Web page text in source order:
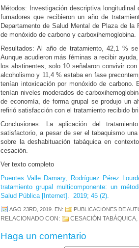
Métodos: Investigación descriptiva
fumadores que recibieron un año de
Departamento de Salud Mental de Plaza de
de monóxido de carbono y carboxihemoglobina.
Resultados: Al año de tratamiento, 42,1 %
Aunque acudieron más féminas a recibir
los abstinentes, solo 10 señalaron convivir
alcoholismo y 11,4 % estaba en fase
tenían intoxicación por monóxido de
tenían niveles moderados de
de economía, de forma grupal se produjo un
refirió satisfacción con el tratamiento recibido
Conclusiones: La aplicación del
satisfactorio, a pesar de ser el tabaquismo
sobre la deshabituación tabáquica en
cesación.
Ver texto completo
Puentes Valle Damary, Rodríguez Pérez
tratamiento grupal multicomponente: un
Salud Pública [Internet]. 2019; 45 (2).
AGO 23RD, 2019 . EN: PUBLICACIONES DE
RELACIONADO CON: CESACIÓN TABÁQUICA,
Haga un comentario